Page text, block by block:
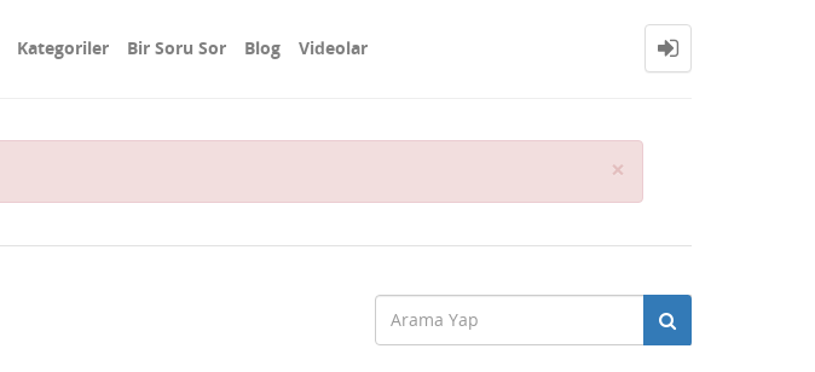
Kategoriler Bir Soru Sor Blog Videolar
×